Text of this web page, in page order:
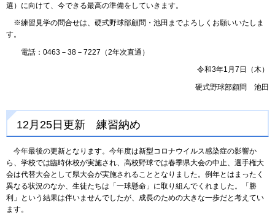
選）に向けて、今できる最高の準備をしていきます。
※練習見学の問合せは、硬式野球部顧問・池田までよろしくお願いいたしま
す。
電話：0463－38－7227（2年次直通）
令和3年1月7日（木）
硬式野球部顧問 池田
12月25日更新 練習納め
今年最後の更新となります。今年度は新型コロナウイルス感染症の影響か
ら、学校では臨時休校が実施され、高校野球では春季県大会の中止、選手権大
会は代替大会として県大会が実施されることとなりました。例年とはまったく
異なる状況のなか、生徒たちは「一球懸命」に取り組んでくれました。「勝
利」という結果は伴いませんでしたが、成長のための大きな一歩だと考えてい
ます。